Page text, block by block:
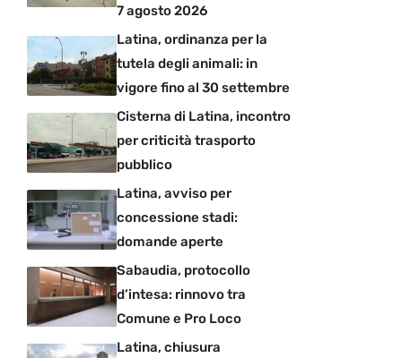
7 agosto 2026
Latina, ordinanza per la
tutela degli animali: in
vigore fino al 30 settembre
Cisterna di Latina, incontro
per criticità trasporto
pubblico
Latina, avviso per
concessione stadi:
domande aperte
Sabaudia, protocollo
d’intesa: rinnovo tra
Comune e Pro Loco
Latina, chiusura